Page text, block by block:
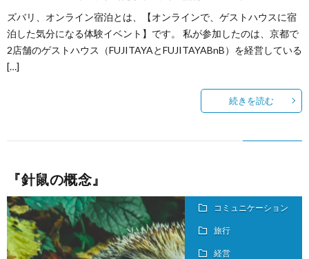
ズバリ、オンライン宿泊とは、【オンラインで、ゲストハウスに宿
泊した気分になる体験イベント】です。 私が参加したのは、京都で
2店舗のゲストハウス（FUJITAYAとFUJITAYABnB）を経営している
[…]
続きを読む
『針鼠の概念』
コミュニケーション
旅行
経営